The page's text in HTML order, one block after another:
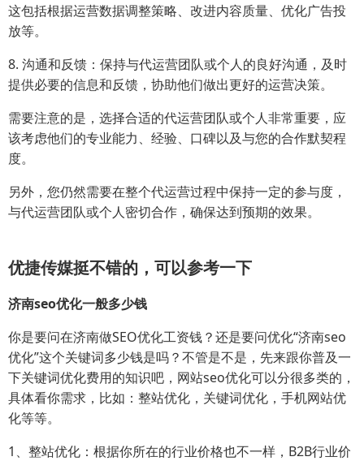
这包括根据运营数据调整策略、改进内容质量、优化广告投
放等。
8. 沟通和反馈：保持与代运营团队或个人的良好沟通，及时
提供必要的信息和反馈，协助他们做出更好的运营决策。
需要注意的是，选择合适的代运营团队或个人非常重要，应
该考虑他们的专业能力、经验、口碑以及与您的合作默契程
度。
另外，您仍然需要在整个代运营过程中保持一定的参与度，
与代运营团队或个人密切合作，确保达到预期的效果。
优捷传媒挺不错的，可以参考一下
济南seo优化一般多少钱
你是要问在济南做SEO优化工资钱？还是要问优化“济南seo
优化”这个关键词多少钱是吗？不管是不是，先来跟你普及一
下关键词优化费用的知识吧，网站seo优化可以分很多类的，
具体看你需求，比如：整站优化，关键词优化，手机网站优
化等等。
1、整站优化：根据你所在的行业价格也不一样，B2B行业价